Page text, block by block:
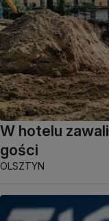
W hotelu
gości
OLSZTYN